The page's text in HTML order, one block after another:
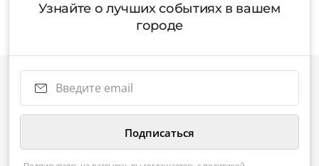
Узнайте о лучших событиях в вашем
городе